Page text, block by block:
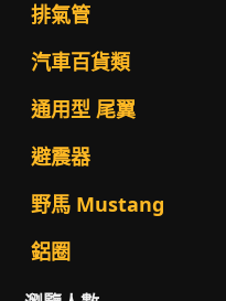
排氣管
汽車百貨類
通用型 尾翼
避震器
野馬 Mustang
鋁圈